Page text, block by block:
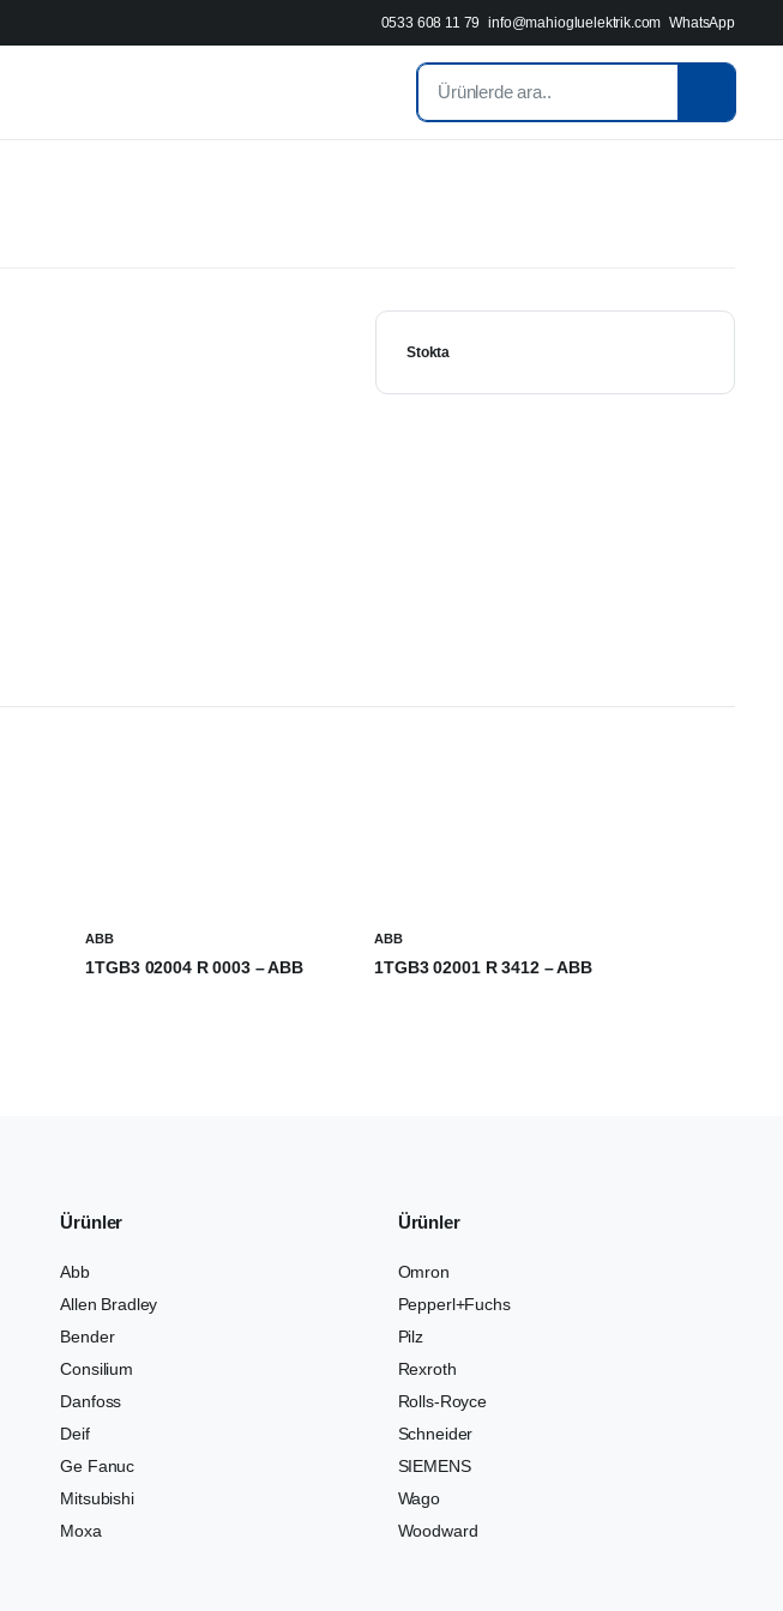
0533 608 11 79 info@mahiogluelektrik.com WhatsApp
Stokta
ABB
1TGB3 02004 R 0003 – ABB
ABB
1TGB3 02001 R 3412 – ABB
Ürünler
Abb
Allen Bradley
Bender
Consilium
Danfoss
Deif
Ge Fanuc
Mitsubishi
Moxa
Ürünler
Omron
Pepperl+Fuchs
Pilz
Rexroth
Rolls-Royce
Schneider
SIEMENS
Wago
Woodward